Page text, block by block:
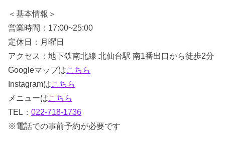
＜基本情報＞
営業時間：17:00~25:00
定休日：月曜日
アクセス：地下鉄南北線 北仙台駅 南1番出口から徒歩2分
Googleマップはこちら
Instagramはこちら
メニューはこちら
TEL： 022-718-1736
※電話での事前予約が必要です